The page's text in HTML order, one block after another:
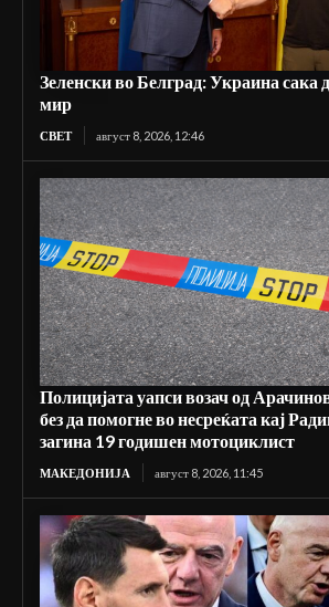
Зеленски во Белград: Украина сака
мир
СВЕТ август 8, 2026, 12:46
Полицијата уапси возач од
без да помогне во несреќата кај
загина 19 годишен мотоциклист
МАКЕДОНИЈА август 8, 2026, 11:45